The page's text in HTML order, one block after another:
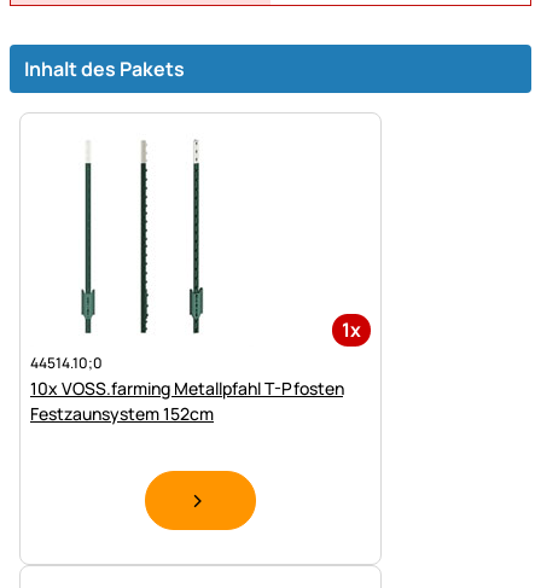
Inhalt des Pakets
1x
44514.10;0
10x VOSS.farming Metallpfahl T-Pfosten
Festzaunsystem 152cm